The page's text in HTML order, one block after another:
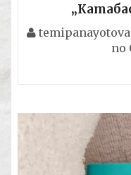
temipanayotova
no